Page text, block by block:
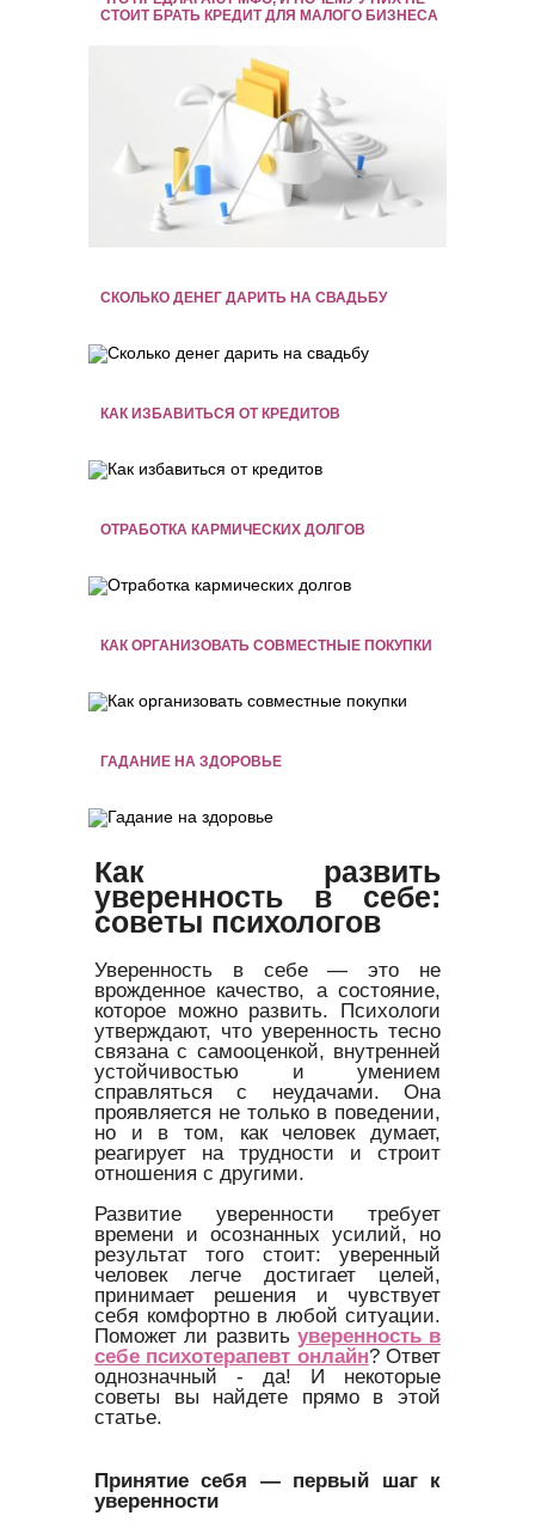
СТОИТ БРАТЬ КРЕДИТ ДЛЯ МАЛОГО БИЗНЕСА
СКОЛЬКО ДЕНЕГ ДАРИТЬ НА СВАДЬБУ
КАК ИЗБАВИТЬСЯ ОТ КРЕДИТОВ
ОТРАБОТКА КАРМИЧЕСКИХ ДОЛГОВ
КАК ОРГАНИЗОВАТЬ СОВМЕСТНЫЕ ПОКУПКИ
ГАДАНИЕ НА ЗДОРОВЬЕ
Как развить
уверенность в себе:
советы психологов
Уверенность в себе — это не
врожденное качество, а состояние,
которое можно развить. Психологи
утверждают, что уверенность тесно
связана с самооценкой, внутренней
устойчивостью и умением
справляться с неудачами. Она
проявляется не только в поведении,
но и в том, как человек думает,
реагирует на трудности и строит
отношения с другими.
Развитие уверенности требует
времени и осознанных усилий, но
результат того стоит: уверенный
человек легче достигает целей,
принимает решения и чувствует
себя комфортно в любой ситуации.
Поможет ли развить уверенность в
себе психотерапевт онлайн? Ответ
однозначный - да! И некоторые
советы вы найдете прямо в этой
статье.
Принятие себя — первый шаг к
уверенности